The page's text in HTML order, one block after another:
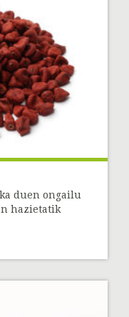
duen ongailu
hazietatik